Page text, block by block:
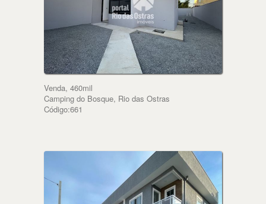
Venda, 460mil
Camping do Bosque, Rio das Ostras
Código:661